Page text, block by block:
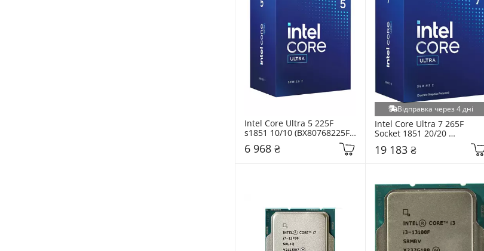
Intel Core Ultra 5 225F
s1851 10/10 (BX80768225F)
6 968 ₴
Відправка через 4 дні
Intel Core Ultra 7 265F
Socket 1851 20/20
(BX80768265FSRQCV) BOX
19 183 ₴